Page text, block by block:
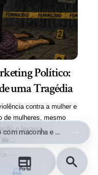
Polícia Civil prende suspeito de tráfico com maconha e cocaína no Parque Aeroporto, em Macaé
Portal
Político:
uma Tragédia
contra a mulher e
de mulheres, mesmo
e levanta
de…